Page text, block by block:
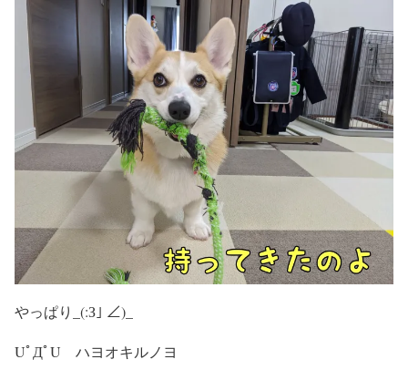
やっぱり_(:З｣ ∠)_
UﾟДﾟU ハヨオキルノヨ